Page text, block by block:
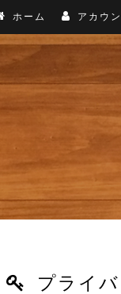
ホーム アカウン
プライ